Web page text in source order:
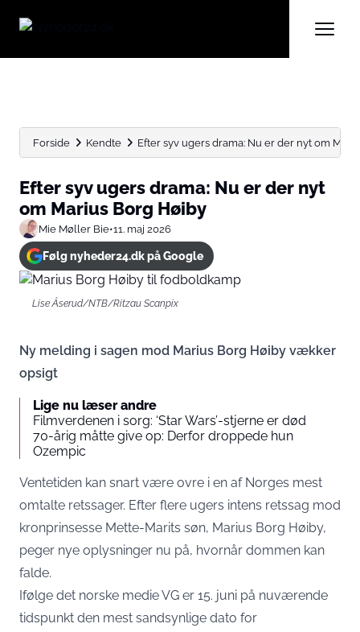
Forside Kendte Efter syv ugers drama: Nu er der nyt om
Efter syv ugers drama: Nu er der nyt
om Marius Borg Høiby
Mie Møller Bie•11. maj 2026
Følg nyheder24.dk på Google
Lise Åserud/NTB/Ritzau Scanpix
Ny melding i sagen mod Marius Borg Høiby vækker
opsigt
Lige nu læser andre
Filmverdenen i sorg: ‘Star Wars’-stjerne er død
70-årig måtte give op: Derfor droppede hun
Ozempic
Ventetiden kan snart være ovre i en af Norges mest
omtalte retssager. Efter flere ugers intens retssag mod
kronprinsesse Mette-Marits søn, Marius Borg Høiby,
peger nye oplysninger nu på, hvornår dommen kan
falde.
Ifølge det norske medieVG er 15. juni på nuværende
tidspunkt den mest sandsynlige dato for